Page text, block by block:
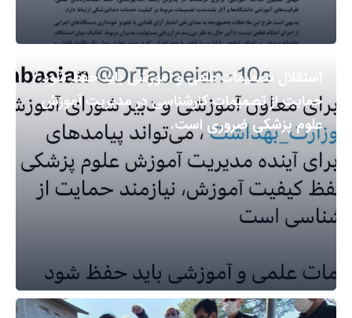
استقلال تصمیمات علمی و آموزشی باید حفظ شود /
حمایت از تصمیمات کارشناسی در مدیریت آموزش
علوم پزشکی ضروری است.